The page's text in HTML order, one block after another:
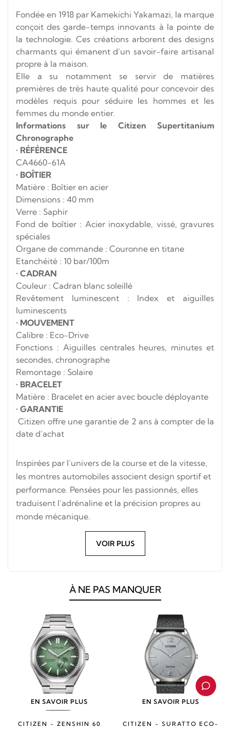
Fondée en 1918 par Kamekichi Yakamazi, la marque
conçoit des garde-temps innovants à la pointe de
la technologie.Ces créations arborent des designs
charmants qui émanent d’un savoir-faire artisanal
propre à la maison.
Elle a su notamment se servir de matières
premières de très haute qualité pour concevoir des
modèles requis pour séduire les hommes et les
femmes du monde entier.
Informations sur le Citizen Supertitanium
Chronographe
• RÉFÉRENCE
CA4660-61A
• BOÎTIER
Matière : Boîtier en acier
Dimensions : 40 mm
Verre : Saphir
Fond de boîtier : Acier inoxydable, vissé, gravures
spéciales
Organe de commande : Couronne en titane
Etanchéité : 10 bar/100m
• CADRAN
Couleur : Cadran blanc soleillé
Revêtement luminescent : Index et aiguilles
luminescents
• MOUVEMENT
Calibre : Eco-Drive
Fonctions : Aiguilles centrales heures, minutes et
secondes, chronographe
Remontage : Solaire
• BRACELET
Matière : Bracelet en acier avec boucle déployante
• GARANTIE
Citizen offre une garantie de 2 ans à compter de la
date d’achat
Inspirées par l’univers de la course et de la vitesse,
les montres automobiles associent design sportif et
performance. Pensées pour les passionnés, elles
traduisent l’adrénaline et la précision propres au
monde mécanique.
VOIR PLUS
À NE PAS MANQUER
EN SAVOIR PLUS
CITIZEN - ZENSHIN 60
EN SAVOIR PLUS
CITIZEN - SURATTO ECO-